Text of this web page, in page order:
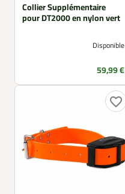
Collier Supplémentaire
pour DT2000 en nylon vert
Disponible
Prix
59,99 €
favorite_border